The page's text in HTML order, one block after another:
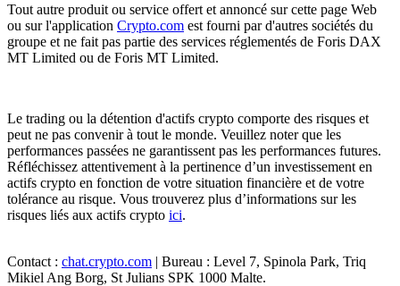
Tout autre produit ou service offert et annoncé sur cette page Web
ou sur l'application Crypto.com est fourni par d'autres sociétés du
groupe et ne fait pas partie des services réglementés de Foris DAX
MT Limited ou de Foris MT Limited.
Le trading ou la détention d'actifs crypto comporte des risques et
peut ne pas convenir à tout le monde. Veuillez noter que les
performances passées ne garantissent pas les performances futures.
Réfléchissez attentivement à la pertinence d’un investissement en
actifs crypto en fonction de votre situation financière et de votre
tolérance au risque. Vous trouverez plus d’informations sur les
risques liés aux actifs crypto ici.
Contact : chat.crypto.com | Bureau : Level 7, Spinola Park, Triq
Mikiel Ang Borg, St Julians SPK 1000 Malte.